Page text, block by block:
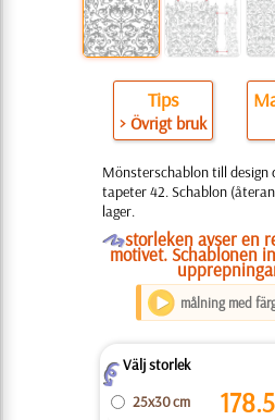
Tips
> Övrigt bruk
Mönsterschablon till design
tapeter 42. Schablon
lager.
Ostorleken avser en
motivet. Schablonen
målning med
ZVälj storlek
25x30 cm